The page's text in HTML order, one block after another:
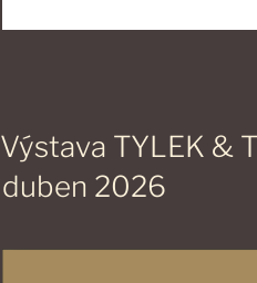
Výstava TYLEK &
duben 2026